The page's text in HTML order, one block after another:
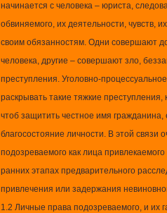
начинается с человека – юриста,
обвиняемого, их деятельности, чувств,
своим обязанностям. Одни совершают
человека, другие – совершают зло,
преступления. Уголовно-
раскрывать такие тяжкие
чтоб защитить честное имя
благосостояние личности. В этой связи
подозреваемого как лица
ранних этапах предварительного
привлечения или задержания
1.2 Личные права подозреваемого, и их